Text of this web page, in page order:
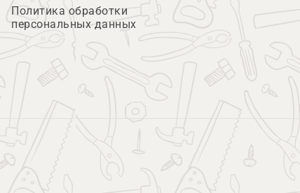
Политика обработки
персональных данных